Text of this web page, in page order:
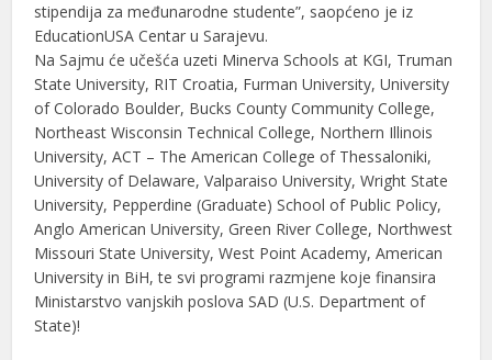
stipendija za međunarodne studente”, saopćeno je iz
EducationUSA Centar u Sarajevu.
Na Sajmu će učešća uzeti Minerva Schools at KGI, Truman
State University, RIT Croatia, Furman University, University
of Colorado Boulder, Bucks County Community College,
Northeast Wisconsin Technical College, Northern Illinois
University, ACT – The American College of Thessaloniki,
University of Delaware, Valparaiso University, Wright State
University, Pepperdine (Graduate) School of Public Policy,
Anglo American University, Green River College, Northwest
Missouri State University, West Point Academy, American
University in BiH, te svi programi razmjene koje finansira
Ministarstvo vanjskih poslova SAD (U.S. Department of
State)!